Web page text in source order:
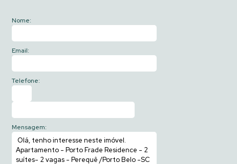
Nome:
Email:
Telefone:
Mensagem: